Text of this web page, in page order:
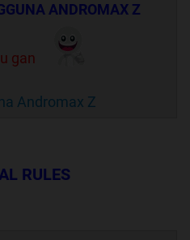
ANDROMAX Z
gan
Andromax Z
RULES